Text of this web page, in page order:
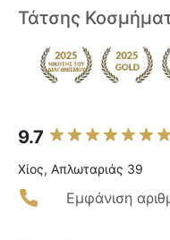
Τάτσης
9.7
Χίος, Απλωταριάς 39
Εμφάνιση